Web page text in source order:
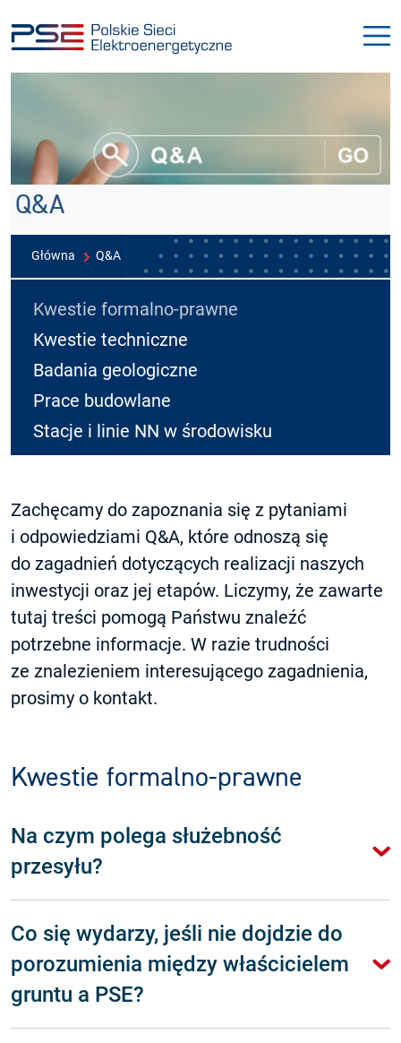
do
menu
do
treści
Q&A
Główna Q&A
Kwestie formalno-prawne
Kwestie techniczne
Badania geologiczne
Prace budowlane
Stacje i linie NN w środowisku
Zachęcamy do zapoznania się z pytaniami
i odpowiedziami Q&A, które odnoszą się
do zagadnień dotyczących realizacji naszych
inwestycji oraz jej etapów. Liczymy, że zawarte
tutaj treści pomogą Państwu znaleźć
potrzebne informacje. W razie trudności
ze znalezieniem interesującego zagadnienia,
prosimy o kontakt.
Kwestie formalno-prawne
Na czym polega służebność
przesyłu?
Co się wydarzy, jeśli nie dojdzie do
porozumienia między właścicielem
gruntu a PSE?